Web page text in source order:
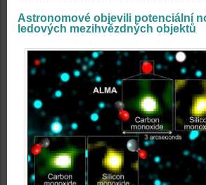
Astronomové objevili potenciální
ledových mezihvězdných objektů